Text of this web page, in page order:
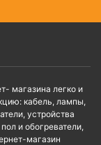
магазина легко и
кабель, лампы,
устройства
и обогреватели,
магазин